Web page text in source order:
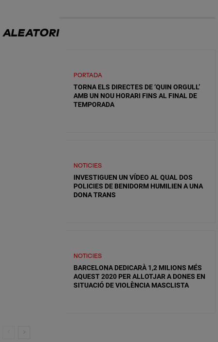
ALEATORI
PORTADA
TORNA ELS DIRECTES DE ‘QUIN ORGULL’
AMB UN NOU HORARI FINS AL FINAL DE
TEMPORADA
NOTICIES
INVESTIGUEN UN VÍDEO AL QUAL DOS
POLICIES DE BENIDORM HUMILIEN A UNA
DONA TRANS
NOTICIES
BARCELONA DEDICARÀ 1,2 MILIONS MÉS
AQUEST 2020 PER ALLOTJAR A DONES EN
SITUACIÓ DE VIOLÈNCIA MASCLISTA